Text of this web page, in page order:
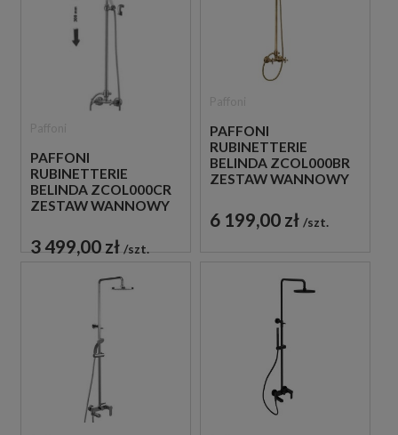
PAFFONI
RUBINETTERIE
BELINDA ZCOL000CR
ZESTAW WANNOWY
3 499,00 zł szt.
PAFFONI
RUBINETTERIE
BELINDA ZCOL000BR
ZESTAW WANNOWY
ANTYCZNY
6 199,00 zł szt.